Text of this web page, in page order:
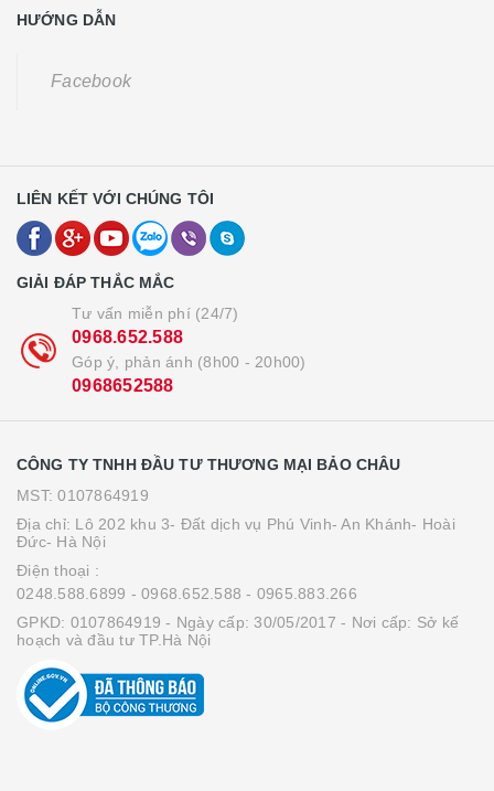
HƯỚNG DẪN
Facebook
LIÊN KẾT VỚI CHÚNG TÔI
GIẢI ĐÁP THẮC MẮC
Tư vấn miễn phí (24/7)
0968.652.588
Góp ý, phản ánh (8h00 - 20h00)
0968652588
CÔNG TY TNHH ĐẦU TƯ THƯƠNG MẠI BẢO CHÂU
MST: 0107864919
Địa chỉ: Lô 202 khu 3- Đất dịch vụ Phú Vinh- An Khánh- Hoài
Đức- Hà Nội
Điện thoại :
0248.588.6899 - 0968.652.588 - 0965.883.266
GPKD: 0107864919 - Ngày cấp: 30/05/2017 - Nơi cấp: Sở kế
hoạch và đầu tư TP.Hà Nội